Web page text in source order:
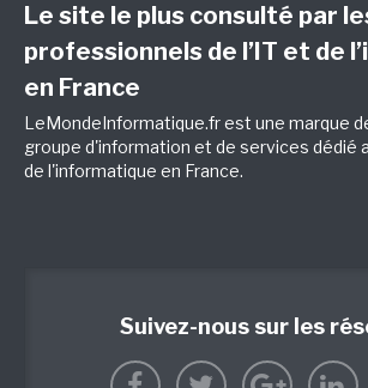
Le site le plus consulté par
professionnels de l’IT et de
en France
LeMondeInformatique.fr est une marque
groupe d'information et de services dédié
de l'informatique en France.
Suivez-nous sur les